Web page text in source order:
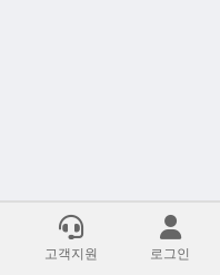
고객지원 로그인